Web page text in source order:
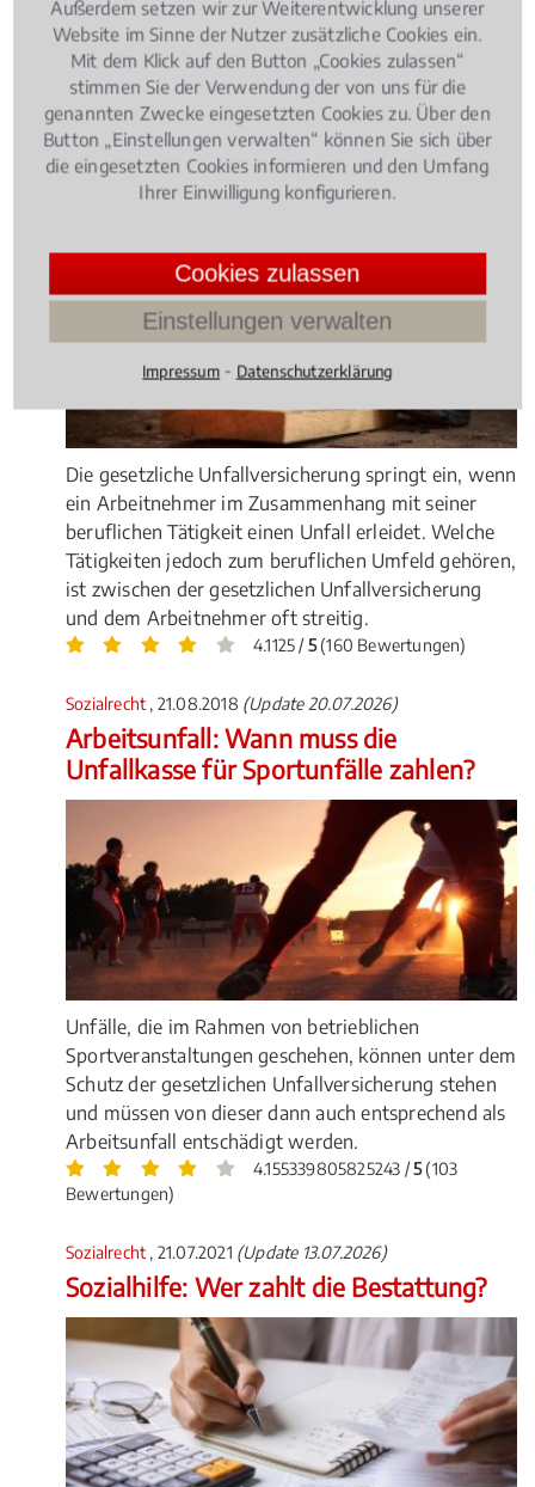
Rechtsbeiträge zu Sozialrecht
Sozialrecht, 16.01.2019(Update 29.07.2026)
Arbeitsunfall: Wann muss die
gesetzliche Unfallversicherung zahlen?
Die gesetzliche Unfallversicherung springt ein, wenn
ein Arbeitnehmer im Zusammenhang mit seiner
beruflichen Tätigkeit einen Unfall erleidet. Welche
Tätigkeiten jedoch zum beruflichen Umfeld gehören,
ist zwischen der gesetzlichen Unfallversicherung
und dem Arbeitnehmer oft streitig.
4.1125 / 5(160 Bewertungen)
Sozialrecht , 21.08.2018 (Update 20.07.2026)
Arbeitsunfall: Wann muss die
Unfallkasse für Sportunfälle zahlen?
Unfälle, die im Rahmen von betrieblichen
Sportveranstaltungen geschehen, können unter dem
Schutz der gesetzlichen Unfallversicherung stehen
und müssen von dieser dann auch entsprechend als
Arbeitsunfall entschädigt werden.
4.155339805825243 /5(103
Bewertungen)
Sozialrecht , 21.07.2021 (Update 13.07.2026)
Sozialhilfe: Wer zahlt die Bestattung?
Außerdem setzen wir zur Weiterentwicklung unserer
Website im Sinne der Nutzer zusätzliche Cookies ein.
Mit dem Klick auf den Button „Cookies zulassen“
stimmen Sie der Verwendung der von uns für die
genannten Zwecke eingesetzten Cookies zu. Über den
Button „Einstellungen verwalten“ können Sie sich über
die eingesetzten Cookies informieren und den Umfang
Ihrer Einwilligung konfigurieren.
Cookies zulassen
Einstellungen verwalten
Impressum ⁃ Datenschutzerklärung